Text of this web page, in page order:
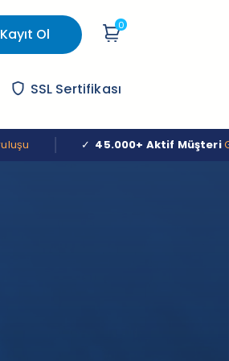
Kayıt Ol Sepetim
0
shield SSL Sertifikası
✓ 45.000+ Aktif Müşteri Güvenilir